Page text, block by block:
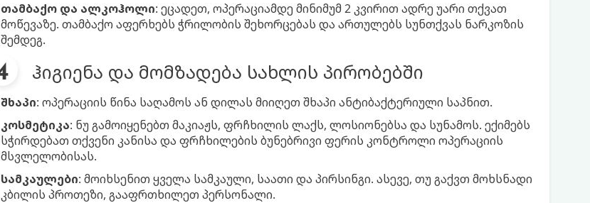
თამბაქო და ალკოჰოლი: ეცადეთ, ოპერაციამდე მინიმუმ 2 კვირით ადრე უარი თქვათ
მოწევაზე. თამბაქო აფერხებს ჭრილობის შეხორცებას და ართულებს სუნთქვას ნარკოზის
შემდეგ.
ჰიგიენა და მომზადება სახლის პირობებში
შხაპი: ოპერაციის წინა საღამოს ან დილას მიიღეთ შხაპი ანტიბაქტერიული საპნით.
კოსმეტიკა: ნუ გამოიყენებთ მაკიაჟს, ფრჩხილის ლაქს, ლოსიონებსა და სუნამოს. ექიმებს
სჭირდებათ თქვენი კანისა და ფრჩხილების ბუნებრივი ფერის კონტროლი ოპერაციის
მსვლელობისას.
სამკაულები: მოიხსენით ყველა სამკაული, საათი და პირსინგი. ასევე, თუ გაქვთ მოხსნადი
კბილის პროთეზი, გააფრთხილეთ პერსონალი.